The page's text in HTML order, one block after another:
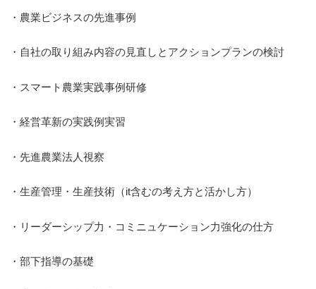
・農業ビジネスの先進事例
・自社の取り組み内容の見直しとアクションプランの検討
・スマート農業実践事例研修
・経営革新の実践例実習
・先進農業法人視察
・生産管理・生産技術（it含むの考え方と活かし方）
・リーダーシップ力・コミニュケーション力強化の仕方
・部下指導の基礎